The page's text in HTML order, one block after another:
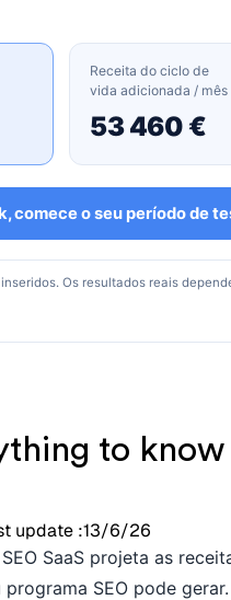
Receita do ciclo de
vida adicionada / mês
53 460 €
comece o seu período de
Os resultados reais
to know
update :13/6/26
SaaS projeta as
SEO pode